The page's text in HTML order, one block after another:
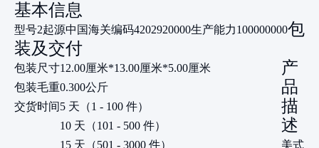
基本信息
型号2起源中国海关编码4202920000生产能力100000000包
装及交付
包装尺寸12.00厘米*13.00厘米*5.00厘米
包装毛重0.300公斤
交货时间5 天（1 - 100 件）
10 天（101 - 500 件）
15 天（501 - 3000 件）
产
品
描
述
美式